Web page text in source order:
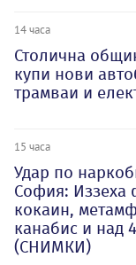
14 часа
Столична
купи нови
трамваи и
15 часа
Удар по
София: Иззеха
кокаин,
канабис и над
(СНИМКИ)